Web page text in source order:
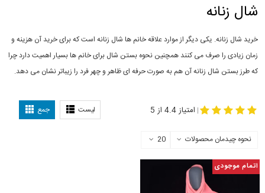
شال زنانه
خرید شال زنانه. یکی دیگر از موارد علاقه خانم ها شال زنانه است که برای خرید آن هزینه و
زمان زیادی را صرف می کنند همچنین نحوه بستن شال برای خانم ها بسیار اهمیت دارد چرا
که طرز بستن شال زنانه آن هم به صورت حرفه ای ظاهر و چهر فرد را زیباتر نشان می دهد.
لیست جمع | امتیاز 4.4 از 5
نحوه چیدمان محصولات 20
اتمام موجودی